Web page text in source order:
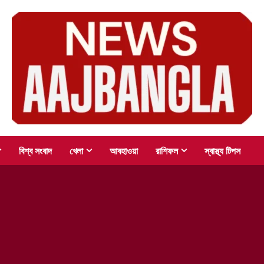
বিশ্ব সংবাদ খেলা আবহাওয়া রাশিফল স্বাস্থ্য টিপস